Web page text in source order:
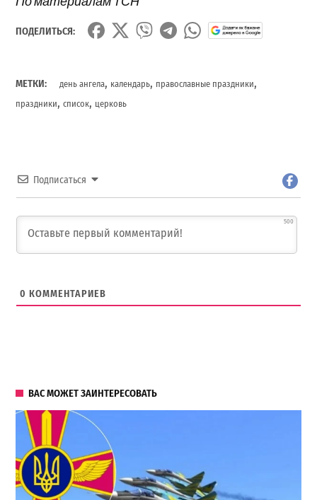
ПОДЕЛИТЬСЯ:
МЕТКИ: день ангела, календарь, православные праздники,
праздники,список, церковь
Подписаться
500
0 КОММЕНТАРИЕВ
ВАС МОЖЕТ ЗАИНТЕРЕСОВАТЬ